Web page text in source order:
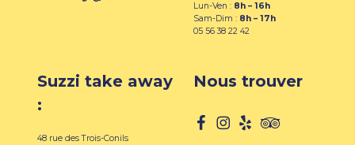
Lun-Ven : 8h – 16h
Sam-Dim : 8h – 17h
05 56 38 22 42
Suzzi take away
:
48 rue des Trois-Conils
Nous trouver